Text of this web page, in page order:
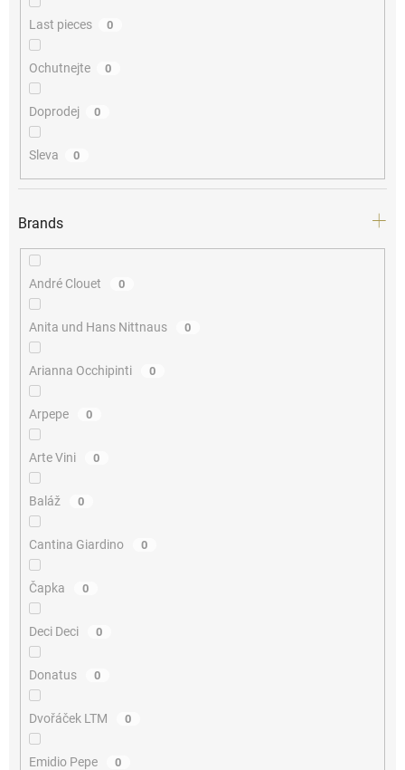
Last pieces 0
Ochutnejte 0
Doprodej 0
Sleva 0
Brands
André Clouet 0
Anita und Hans Nittnaus 0
Arianna Occhipinti 0
Arpepe 0
Arte Vini 0
Baláž 0
Cantina Giardino 0
Čapka 0
Deci Deci 0
Donatus 0
Dvořáček LTM 0
Emidio Pepe 0